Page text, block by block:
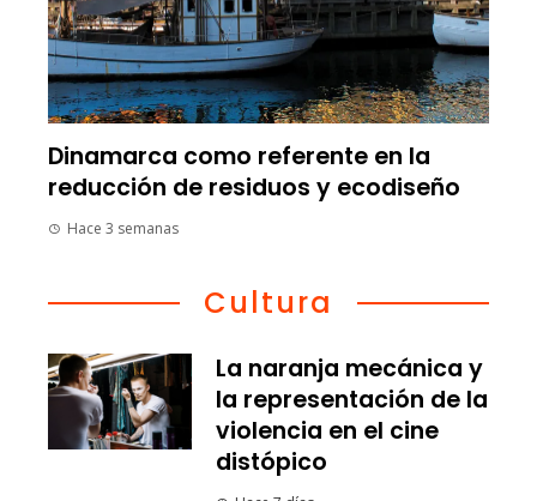
Dinamarca como referente en la
reducción de residuos y ecodiseño
Hace 3 semanas
Cultura
La naranja mecánica y
la representación de la
violencia en el cine
distópico